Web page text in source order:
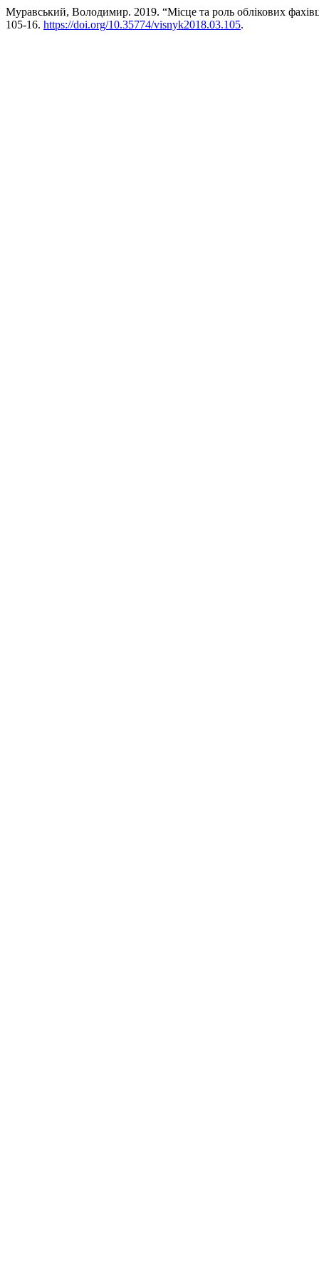
Муравський, Володимир. 2019. “Місце та роль облікових
105-16. https://doi.org/10.35774/visnyk2018.03.105.